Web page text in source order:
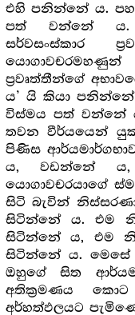
එහි පනින්නේ ය.
පත් වන්නේ ය.
සර්වසංස්කාර
ප්‍ර‍වෘත්තීන්ගේ
ය’ යි කියා
විස්මය පත් වන්නේ
තවන වීර්යයෙන්
පිණිස
ය, වඩන්නේ
යොගාවචරයාගේ
සිටි බැවින්
සිටින්නේ ය. එම
සිටින්නේ ය, එම
සිටින්නේ ය.
ඔහුගේ සිත
අතික්‍ර‍මණය
අර්හත්ඵලයට